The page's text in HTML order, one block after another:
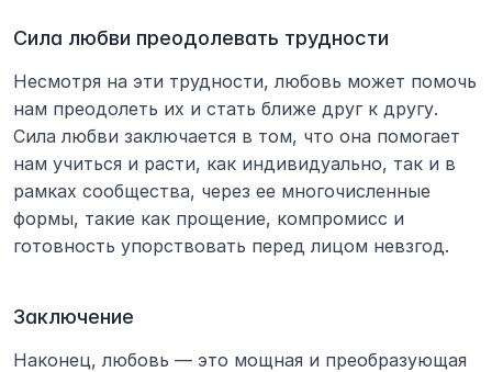
Сила любви преодолевать трудности
Несмотря на эти трудности, любовь может помочь
нам преодолеть их и стать ближе друг к другу.
Сила любви заключается в том, что она помогает
нам учиться и расти, как индивидуально, так и в
рамках сообщества, через ее многочисленные
формы, такие как прощение, компромисс и
готовность упорствовать перед лицом невзгод.
Заключение
Наконец, любовь — это мощная и преобразующая